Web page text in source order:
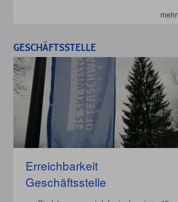
mehr
GESCHÄFTSSTELLE
Erreichbarkeit
Geschäftsstelle